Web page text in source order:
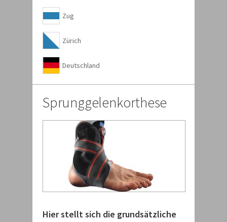
Zug
Zürich
Deutschland
Sprunggelenkorthese
Hier stellt sich die grundsätzliche